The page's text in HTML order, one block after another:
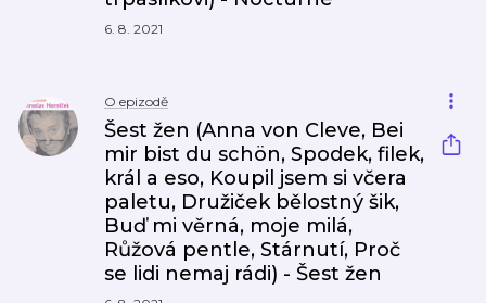
6. 8. 2021
O epizodě
Šest žen (Anna von Cleve, Bei
mir bist du schön, Spodek, filek,
král a eso, Koupil jsem si včera
paletu, Družiček bělostný šik,
Buď mi věrná, moje milá,
Růžová pentle, Stárnutí, Proč
se lidi nemaj rádi) - Šest žen